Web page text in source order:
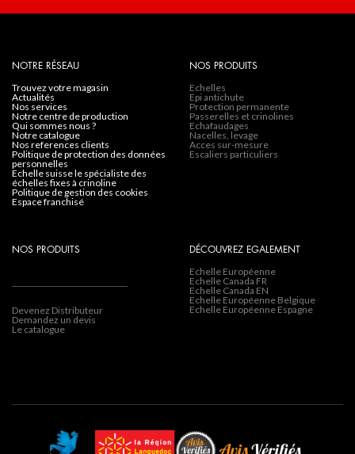
NOTRE RÉSEAU
trouvez votre magasin
actualités
nos services
notre centre de production
qui sommes nous ?
notre catalogue
nos references clients
politique de protection des données
personnelles
echelle suisse le spécialiste des
échelles fixes à crinoline
politique de gestion des cookies
espace franchisé
NOS PRODUITS
Echelles
Epi antichute
Protection permanente
Passerelles et crinolines
Echafaudages
Nacelles, levage
Acces sur-mesure
Escaliers particuliers
NOS PRODUITS
Devenez Distributeur
Demandez un devis
Le catalogue
DÉCOUVREZ EGALEMENT
Echelle Européenne
Echelle Canada FR
Echelle Canada EN
Echelle Européenne Belgique
Echelle Européenne Espagne